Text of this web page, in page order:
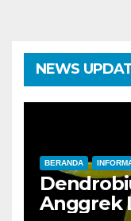
NEWS
BERANDA
Anggrek